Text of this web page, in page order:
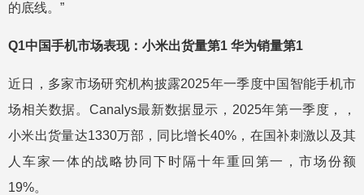
的底线。”
Q1中国手机市场表现：小米出货量第1 华为销量第1
近日，多家市场研究机构披露2025年一季度中国智能手机市
场相关数据。Canalys最新数据显示，2025年第一季度，，
小米出货量达1330万部，同比增长40%，在国补刺激以及其
人车家一体的战略协同下时隔十年重回第一，市场份额
19%。